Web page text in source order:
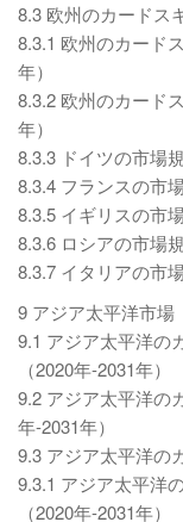
8.3 欧州のカードス
8.3.1 欧州のカード
年）
8.3.2 欧州のカード
年）
8.3.3 ドイツの市場
8.3.4 フランスの市
8.3.5 イギリスの市
8.3.6 ロシアの市場
8.3.7 イタリアの市
9 アジア太平洋市場
9.1 アジア太平洋の
（2020年-2031年）
9.2 アジア太平洋の
年-2031年）
9.3 アジア太平洋の
9.3.1 アジア太平洋
（2020年-2031年）